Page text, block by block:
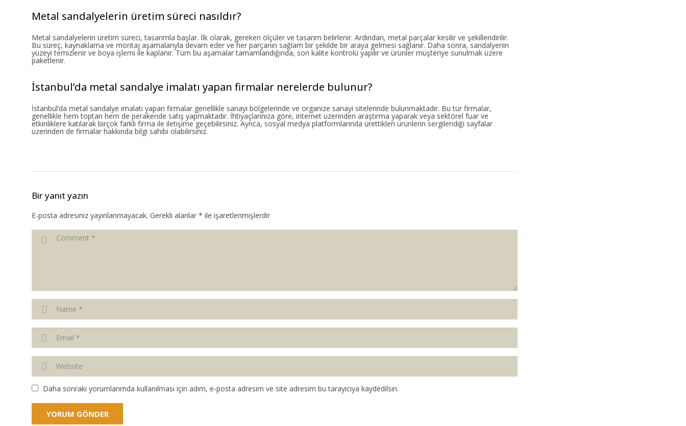
Metal sandalyelerin üretim süreci nasıldır?
Metal sandalyelerin üretim süreci, tasarımla başlar. İlk olarak, gereken ölçüler ve tasarım belirlenir. Ardından, metal parçalar kesilir ve şekillendirilir.
Bu süreç, kaynaklama ve montaj aşamalarıyla devam eder ve her parçanın sağlam bir şekilde bir araya gelmesi sağlanır. Daha sonra, sandalyenin
yüzeyi temizlenir ve boya işlemi ile kaplanır. Tüm bu aşamalar tamamlandığında, son kalite kontrolü yapılır ve ürünler müşteriye sunulmak üzere
paketlenir.
İstanbul’da metal sandalye imalatı yapan firmalar nerelerde bulunur?
İstanbul’da metal sandalye imalatı yapan firmalar genellikle sanayi bölgelerinde ve organize sanayi sitelerinde bulunmaktadır. Bu tür firmalar,
genellikle hem toptan hem de perakende satış yapmaktadır. İhtiyaçlarınıza göre, internet üzerinden araştırma yaparak veya sektörel fuar ve
etkinliklere katılarak birçok farklı firma ile iletişime geçebilirsiniz. Ayrıca, sosyal medya platformlarında ürettikleri ürünlerin sergilendiği sayfalar
üzerinden de firmalar hakkında bilgi sahibi olabilirsiniz.
Bir yanıt yazın
E-posta adresiniz yayınlanmayacak. Gerekli alanlar * ile işaretlenmişlerdir
Daha sonraki yorumlarımda kullanılması için adım, e-posta adresim ve site adresim bu tarayıcıya kaydedilsin.